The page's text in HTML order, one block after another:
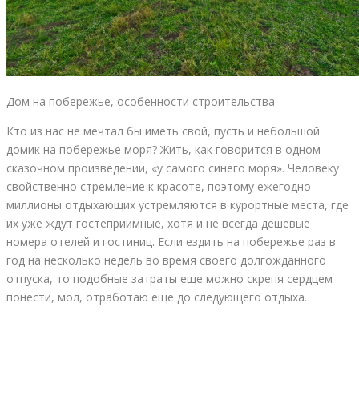
Дом на побережье, особенности строительства
Кто из нас не мечтал бы иметь свой, пусть и небольшой
домик на побережье моря? Жить, как говорится в одном
сказочном произведении, «у самого синего моря». Человеку
свойственно стремление к красоте, поэтому ежегодно
миллионы отдыхающих устремляются в курортные места, где
их уже ждут гостеприимные, хотя и не всегда дешевые
номера отелей и гостиниц. Если ездить на побережье раз в
год на несколько недель во время своего долгожданного
отпуска, то подобные затраты еще можно скрепя сердцем
понести, мол, отработаю еще до следующего отдыха.